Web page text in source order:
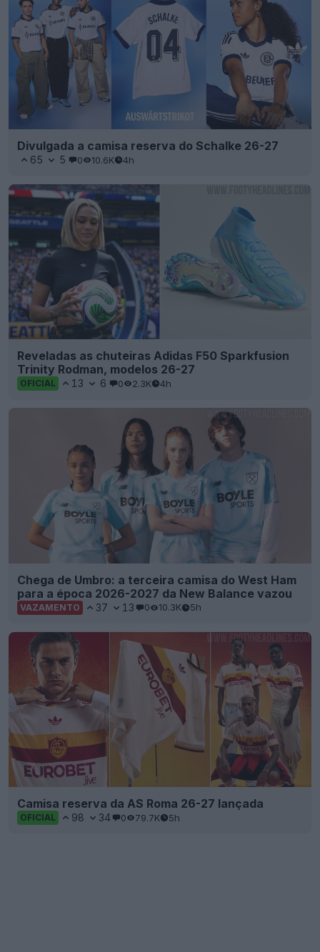
Divulgada a camisa reserva do Schalke 26-27
65 5 0 10.6K 4h
Reveladas as chuteiras Adidas F50 Sparkfusion
Trinity Rodman, modelos 26-27
OFICIAL 13 6 0 2.3K 4h
Chega de Umbro: a terceira camisa do West Ham
para a época 2026-2027 da New Balance vazou
VAZAMENTO 37 13 0 10.3K 5h
Camisa reserva da AS Roma 26-27 lançada
OFICIAL 98 34 0 79.7K 5h